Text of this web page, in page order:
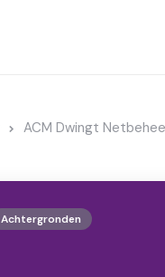
ACM Dwingt
Achtergronden